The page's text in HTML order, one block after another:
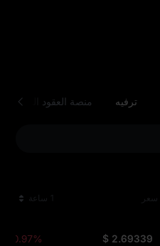
ترفيه منصة العقود الذكية
سعر 1 ساعة
$ 2.69339
-0.97%